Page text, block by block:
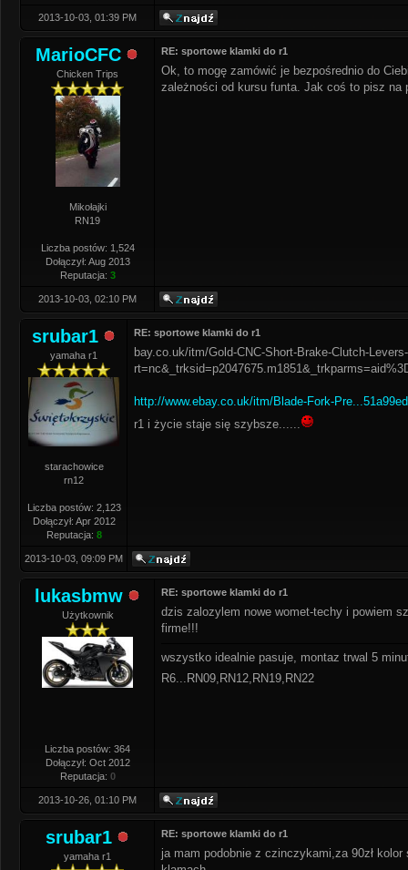
2013-10-03, 01:39 PM
MarioCFC
Chicken Trips
Mikołajki
RN19
Liczba postów: 1,524
Dołączył: Aug 2013
Reputacja: 3
RE: sportowe klamki do r1
Ok, to mogę zamówić je bezpośrednio do
zależności od kursu funta. Jak coś to pisz na
2013-10-03, 02:10 PM
srubar1
yamaha r1
starachowice
rn12
Liczba postów: 2,123
Dołączył: Apr 2012
Reputacja: 8
RE: sportowe klamki do r1
bay.co.uk/itm/Gold-CNC-Short-Brake-Clutch-
http://www.ebay.co.uk/itm/Blade-Fork-
r1 i życie staje się szybsze......
2013-10-03, 09:09 PM
lukasbmw
Użytkownik
Liczba postów: 364
Dołączył: Oct 2012
Reputacja: 0
RE: sportowe klamki do r1
dzis zalozylem nowe womet-techy i powiem
firme!!!
wszystko idealnie pasuje, montaz trwal 5
R6...RN09,RN12,RN19,RN22
2013-10-26, 01:10 PM
srubar1
yamaha r1
RE: sportowe klamki do r1
ja mam podobnie z czinczykami,za 90zł kolor